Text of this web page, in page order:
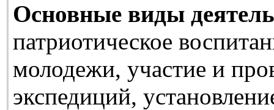
Основные виды
патриотическое
молодежи, участие и
экспедиций,